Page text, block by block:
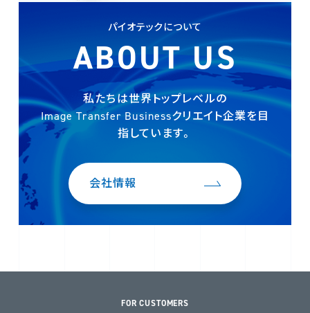
パイオテックについて
ABOUT US
私たちは世界トップレベルの
Image Transfer Businessクリエイト企業を目
指しています。
会社情報
FOR CUSTOMERS